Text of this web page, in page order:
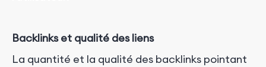
Backlinks et qualité des liens
La quantité et la qualité des backlinks pointant